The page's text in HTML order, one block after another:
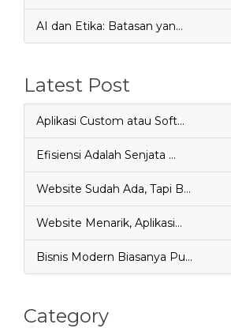
AI dan Etika: Batasan yan…
Latest Post
Aplikasi Custom atau Soft…
Efisiensi Adalah Senjata …
Website Sudah Ada, Tapi B…
Website Menarik, Aplikasi…
Bisnis Modern Biasanya Pu…
Category